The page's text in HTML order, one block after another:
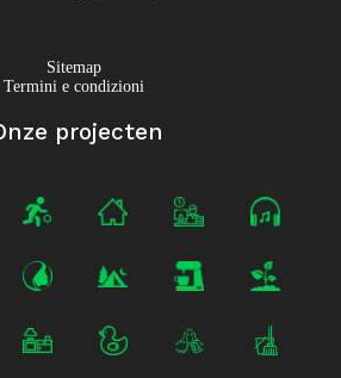
Sitemap
Termini e condizioni
projecten